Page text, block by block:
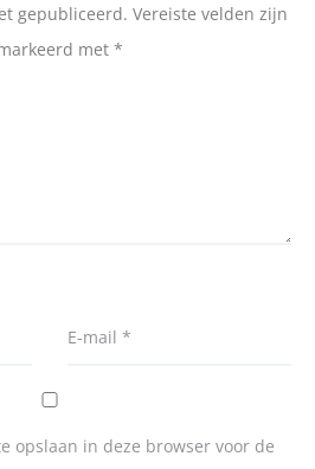
gepubliceerd. Vereiste velden zijn
met *
E-mail *
opslaan in deze browser voor de